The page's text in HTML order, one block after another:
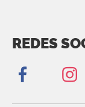
REDES